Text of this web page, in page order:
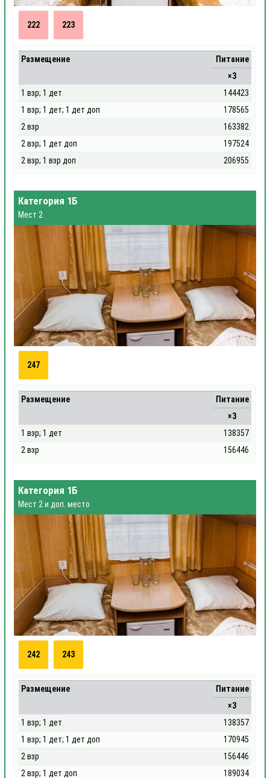
222 223
Размещение
Питание
×3
1 взр; 1 дет
144423
1 взр; 1 дет; 1 дет доп
178565
2 взр
163382
2 взр; 1 дет доп
197524
2 взр; 1 взр доп
206955
Категория 1Б
Мест 2
247
Размещение
Питание
×3
1 взр; 1 дет
138357
2 взр
156446
Категория 1Б
Мест 2 и доп. место
242 243
Размещение
Питание
×3
1 взр; 1 дет
138357
1 взр; 1 дет; 1 дет доп
170945
2 взр
156446
2 взр; 1 дет доп
189034